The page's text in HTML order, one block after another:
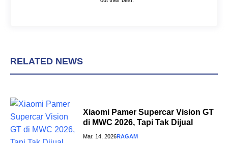
RELATED NEWS
Xiaomi Pamer Supercar Vision GT
di MWC 2026, Tapi Tak Dijual
Mar. 14, 2026RAGAM